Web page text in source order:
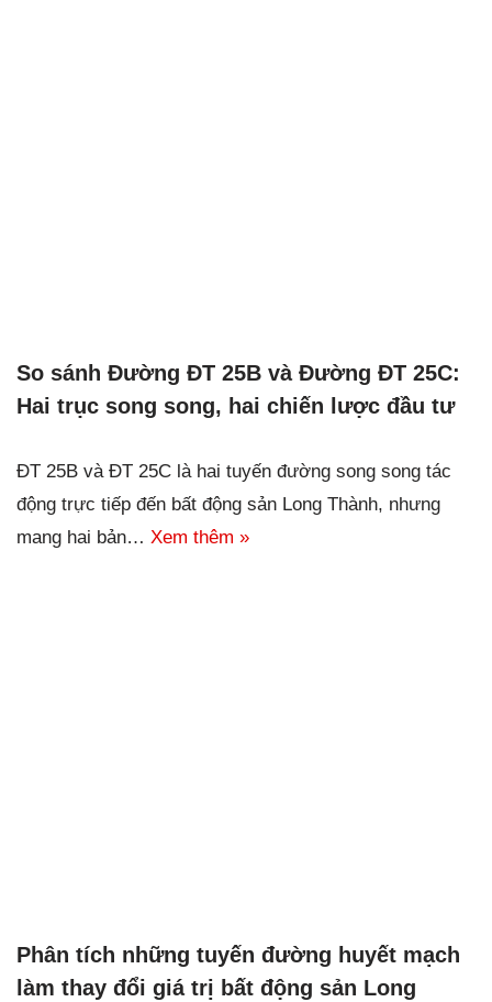
So sánh Đường ĐT 25B và Đường ĐT 25C:
Hai trục song song, hai chiến lược đầu tư
ĐT 25B và ĐT 25C là hai tuyến đường song song tác
động trực tiếp đến bất động sản Long Thành, nhưng
mang hai bản… Xem thêm »
Phân tích những tuyến đường huyết mạch
làm thay đổi giá trị bất động sản Long